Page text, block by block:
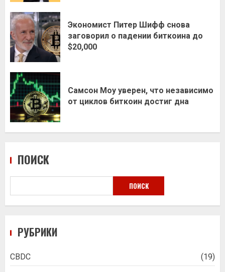
Экономист Питер Шифф снова
заговорил о падении биткоина до
$20,000
Самсон Моу уверен, что независимо
от циклов биткоин достиг дна
ПОИСК
ПОИСК
РУБРИКИ
CBDC (19)